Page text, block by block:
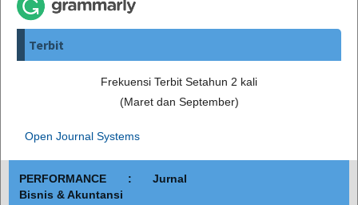
Terbit
Frekuensi Terbit Setahun 2 kali
(Maret dan September)
Open Journal Systems
PERFORMANCE : Jurnal
Bisnis & Akuntansi